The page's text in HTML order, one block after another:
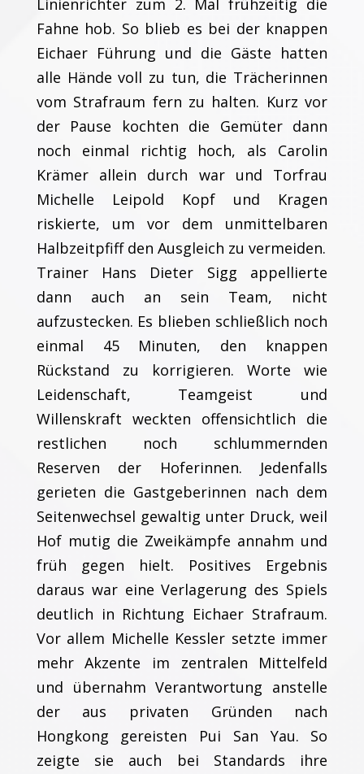
Linienrichter zum 2. Mal frühzeitig die
Fahne hob. So blieb es bei der knappen
Eichaer Führung und die Gäste hatten
alle Hände voll zu tun, die Trächerinnen
vom Strafraum fern zu halten. Kurz vor
der Pause kochten die Gemüter dann
noch einmal richtig hoch, als Carolin
Krämer allein durch war und Torfrau
Michelle Leipold Kopf und Kragen
riskierte, um vor dem unmittelbaren
Halbzeitpfiff den Ausgleich zu vermeiden.
Trainer Hans Dieter Sigg appellierte
dann auch an sein Team, nicht
aufzustecken. Es blieben schließlich noch
einmal 45 Minuten, den knappen
Rückstand zu korrigieren. Worte wie
Leidenschaft, Teamgeist und
Willenskraft weckten offensichtlich die
restlichen noch schlummernden
Reserven der Hoferinnen. Jedenfalls
gerieten die Gastgeberinnen nach dem
Seitenwechsel gewaltig unter Druck, weil
Hof mutig die Zweikämpfe annahm und
früh gegen hielt. Positives Ergebnis
daraus war eine Verlagerung des Spiels
deutlich in Richtung Eichaer Strafraum.
Vor allem Michelle Kessler setzte immer
mehr Akzente im zentralen Mittelfeld
und übernahm Verantwortung anstelle
der aus privaten Gründen nach
Hongkong gereisten Pui San Yau. So
zeigte sie auch bei Standards ihre